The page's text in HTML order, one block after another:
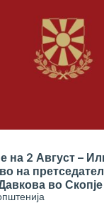
на 2 Август –
на
во Скопје